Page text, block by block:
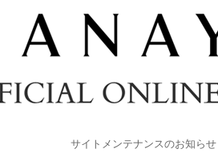
サイトメンテナンスのお知らせ